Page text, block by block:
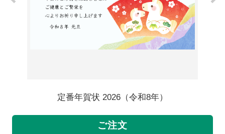
定番年賀状 2026（令和8年）
ご注文